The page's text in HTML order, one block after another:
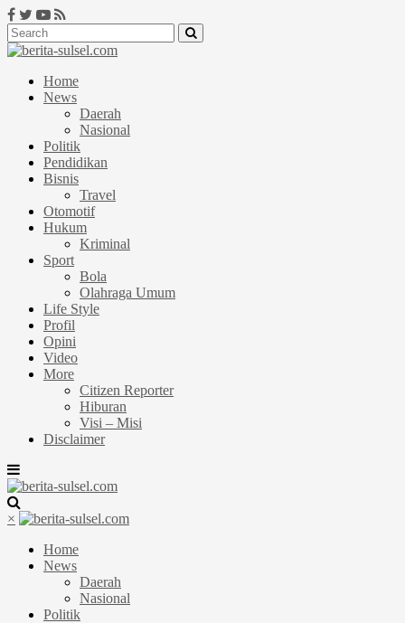
Home
News
Daerah
Nasional
Politik
Pendidikan
Bisnis
Travel
Otomotif
Hukum
Kriminal
Sport
Bola
Olahraga Umum
Life Style
Profil
Opini
Video
More
Citizen Reporter
Hiburan
Visi – Misi
Disclaimer
×
Home
News
Daerah
Nasional
Politik